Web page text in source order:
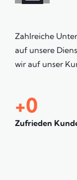
Zahlreiche
auf unsere
wir auf unser
+0
Zufrieden